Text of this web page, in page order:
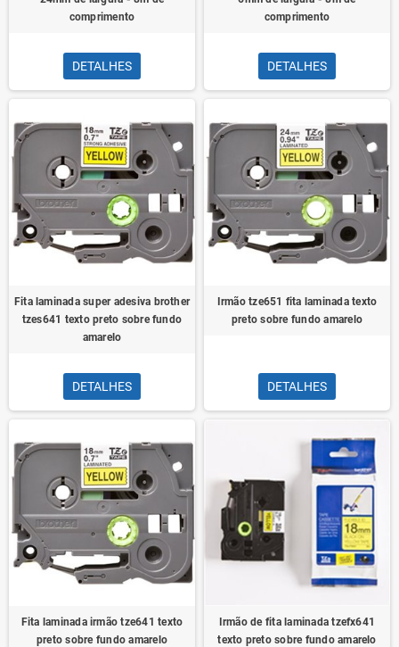
comprimento
DETALHES
comprimento
DETALHES
Fita laminada super adesiva brother
tzes641 texto preto sobre fundo
amarelo
DETALHES
Irmão tze651 fita laminada texto
preto sobre fundo amarelo
DETALHES
Fita laminada irmão tze641 texto
preto sobre fundo amarelo
Irmão de fita laminada tzefx641
texto preto sobre fundo amarelo